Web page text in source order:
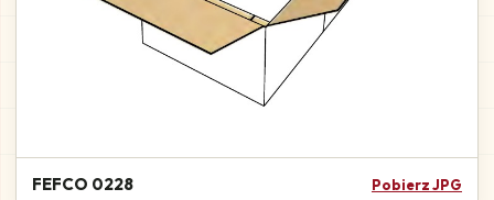
FEFCO 0228 Pobierz JPG